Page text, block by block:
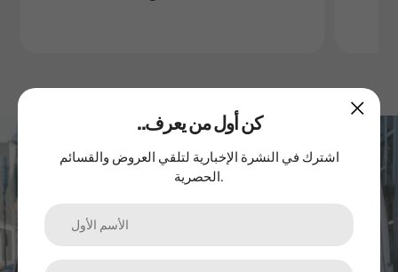
اشترك في نشرتنا الإخبارية
..كن أول من يعرف
اشترك في النشرة الإخبارية لتلقي العروض والقسائم
الحصرية.